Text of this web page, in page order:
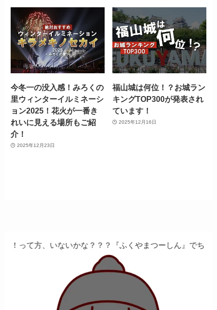
今冬一の没入感！みろくの
里ウィンターイルミネーシ
ョン2025！花火が一番き
れいに見える場所もご紹
介！
2025年12月23日
福山城は何位！？お城ラン
キングTOP300が発表され
ています！
2025年12月16日
かな？？？『ふくやまつーしん』でちょっとしたバイト、